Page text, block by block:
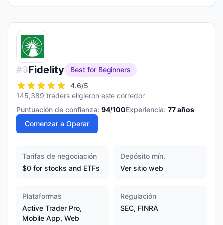
#3Fidelity
Best for Beginners
4.6/5
145,389 traders eligieron este corredor
Puntuación de confianza: 94/100Experiencia: 77años
Comenzar a Operar
Tarifas de negociación
$0 for stocks and ETFs
Depósito mín.
Ver sitio web
Plataformas
Active Trader Pro,
Mobile App, Web
Regulación
SEC, FINRA